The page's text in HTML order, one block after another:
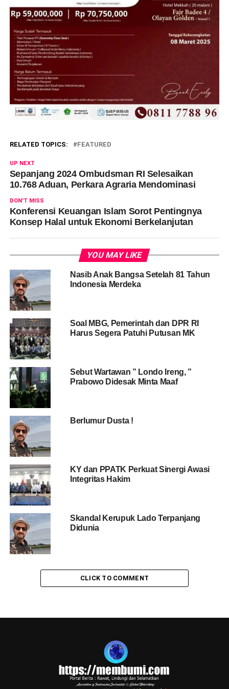
RELATED TOPICS: FEATURED
UP NEXT
Sepanjang 2024 Ombudsman RI Selesaikan
10.768 Aduan, Perkara Agraria Mendominasi
DON'T MISS
Konferensi Keuangan Islam Sorot Pentingnya
Konsep Halal untuk Ekonomi Berkelanjutan
YOU MAY LIKE
Nasib Anak Bangsa Setelah 81 Tahun
Indonesia Merdeka
Soal MBG, Pemerintah dan DPR RI
Harus Segera Patuhi Putusan MK
Sebut Wartawan ” Londo Ireng, ”
Prabowo Didesak Minta Maaf
Berlumur Dusta !
KY dan PPATK Perkuat Sinergi Awasi
Integritas Hakim
Skandal Kerupuk Lado Terpanjang
Didunia
CLICK TO COMMENT